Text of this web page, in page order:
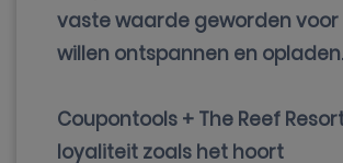
vaste waarde geworden voor
willen ontspannen en opladen.
Coupontools + The Reef
loyaliteit zoals het hoort